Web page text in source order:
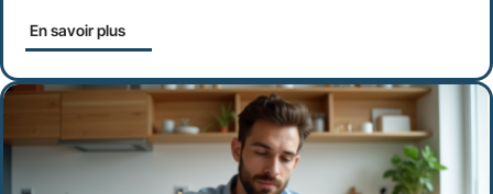
En savoir plus